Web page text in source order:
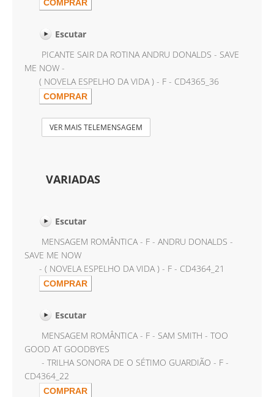
Escutar
PICANTE SAIR DA ROTINA ANDRU DONALDS - SAVE
ME NOW -
( NOVELA ESPELHO DA VIDA ) - F - CD4365_36
VER MAIS TELEMENSAGEM
VARIADAS
Escutar
MENSAGEM ROMÂNTICA - F - ANDRU DONALDS -
SAVE ME NOW
- ( NOVELA ESPELHO DA VIDA ) - F - CD4364_21
Escutar
MENSAGEM ROMÂNTICA - F - SAM SMITH - TOO
GOOD AT GOODBYES
- TRILHA SONORA DE O SÉTIMO GUARDIÃO - F -
CD4364_22